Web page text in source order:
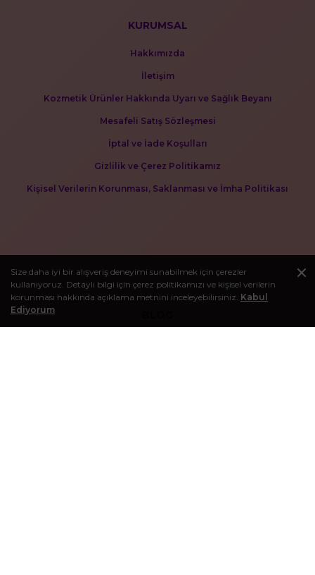
Size daha iyi bir alışveriş deneyimi sunabilmek için çerezler
kullanıyoruz. Detaylı bilgi için çerez politikamızı ve kişisel verilerin
korunması hakkında açıklama metnini inceleyebilirsiniz. Kabul
Ediyorum
KURUMSAL
Hakkımızda
İletişim
Kozmetik Ürünler Hakkında Uyarı ve Sağlık Beyanı
Mesafeli Satış Sözleşmesi
İptal ve İade Koşulları
Gizlilik ve Çerez Politikamız
Kişisel Verilerin Korunması, Saklanması ve İmha Politikası